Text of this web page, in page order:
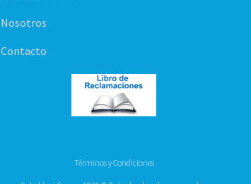
Nosotros
Contacto
Términos y Condiciones